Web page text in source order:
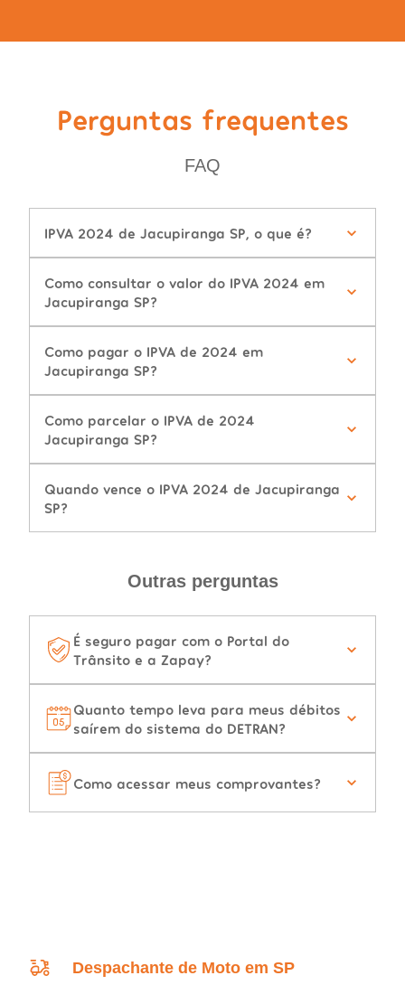
Perguntas frequentes
FAQ
IPVA 2024 de Jacupiranga SP, o que é?
Como consultar o valor do IPVA 2024 em
Jacupiranga SP?
Como pagar o IPVA de 2024 em
Jacupiranga SP?
Como parcelar o IPVA de 2024
Jacupiranga SP?
Quando vence o IPVA 2024 de Jacupiranga
SP?
Outras perguntas
É seguro pagar com o Portal do
Trânsito e a Zapay?
Quanto tempo leva para meus débitos
saírem do sistema do DETRAN?
Como acessar meus comprovantes?
Despachante de Moto em SP